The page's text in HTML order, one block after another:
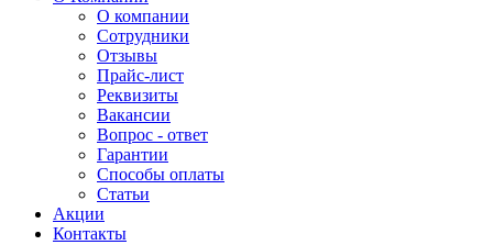
О компании
Сотрудники
Отзывы
Прайс-лист
Реквизиты
Вакансии
Вопрос - ответ
Гарантии
Способы оплаты
Статьи
Акции
Контакты